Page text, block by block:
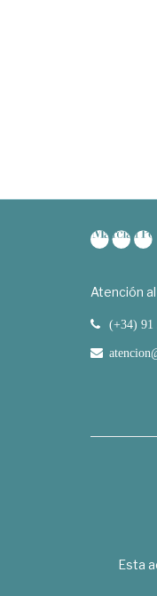
Atención
(+34) 91
Esta